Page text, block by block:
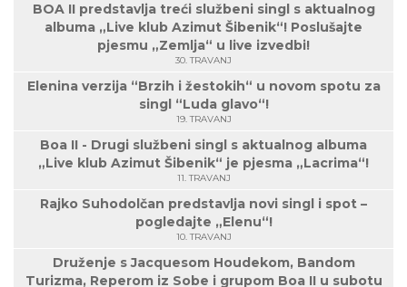
BOA II predstavlja treći službeni singl s aktualnog
albuma „Live klub Azimut Šibenik“! Poslušajte
pjesmu „Zemlja“ u live izvedbi!
30. TRAVANJ
Elenina verzija “Brzih i žestokih“ u novom spotu za
singl “Luda glavo“!
19. TRAVANJ
Boa II - Drugi službeni singl s aktualnog albuma
„Live klub Azimut Šibenik“ je pjesma „Lacrima“!
11. TRAVANJ
Rajko Suhodolčan predstavlja novi singl i spot –
pogledajte „Elenu“!
10. TRAVANJ
Druženje s Jacquesom Houdekom, Bandom
Turizma, Reperom iz Sobe i grupom Boa II u subotu